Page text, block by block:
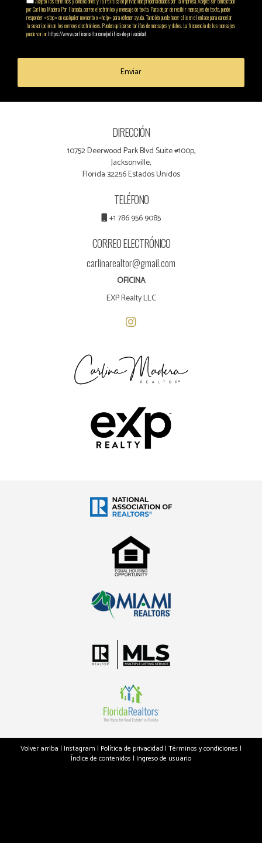
por Carlina Madera Por llamada, correo electrónico y mensaje de texto. Para dejar de recibir mensajes de texto, puede
responder «stop» en cualquier momento o «help» para obtener ayuda. También puede hacer clic en el enlace para cancelar
la suscripción en los correos electrónicos. Pueden aplicarse tarifas de mensajes y datos. La frecuencia de los mensajes
puede variar.https://www.carlinarealtor.com/politica-de-privacidad
Enviar
DIRECCIÓN
10752 Deerwood Park Blvd Suite #100p,
Jacksonville,
Florida 32256 Estados Unidos
TELÉFONO
+1 786 956 9085
CORREO ELECTRÓNICO
carlinarealtor@gmail.com
OFICINA
EXP Realty LLC
Volver arriba | Instagram | Política de privacidad | Términos y condiciones |
Índice de contenidos | Ingreso de usuario